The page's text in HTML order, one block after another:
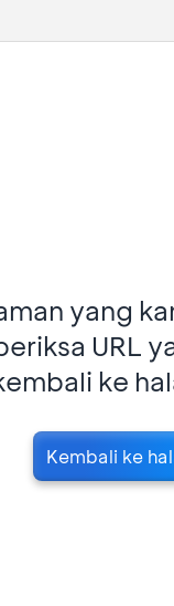
yang
URL
ke
Kembali ke